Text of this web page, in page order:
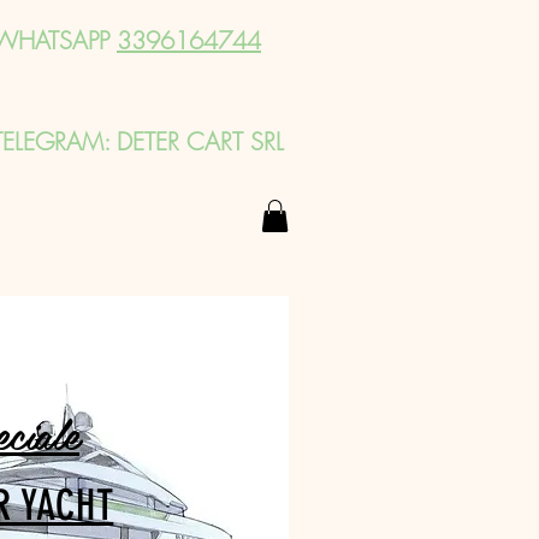
3396164744
DETER CART SRL
YACHT